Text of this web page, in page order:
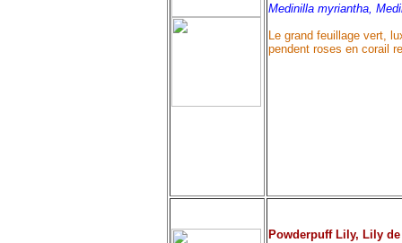
Medinilla myriantha,
Le grand feuillage vert,
pendent roses en corail
Powderpuff Lily, Lily